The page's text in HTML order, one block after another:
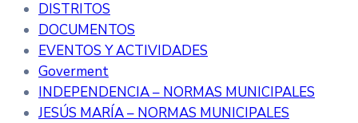
DISTRITOS
DOCUMENTOS
EVENTOS Y ACTIVIDADES
Goverment
INDEPENDENCIA – NORMAS MUNICIPALES
JESÚS MARÍA – NORMAS MUNICIPALES